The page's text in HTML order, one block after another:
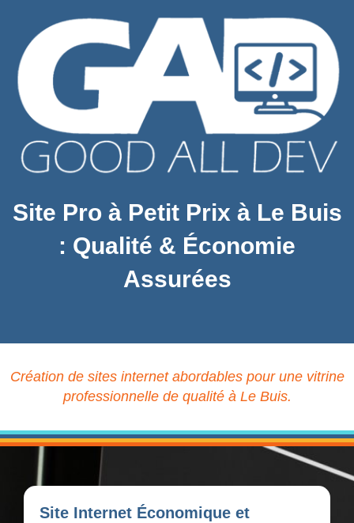
Site Pro à Petit Prix à Le Buis
: Qualité & Économie
Assurées
Création de sites internet abordables pour une vitrine
professionnelle de qualité à Le Buis.
Site Internet Économique et